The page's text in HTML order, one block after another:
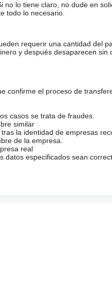
lo tiene claro, no dude en
todo lo necesario.
requerir una cantidad del
y después desaparecen sin
confirme el proceso de
casos se trata de fraudes.
similar
la identidad de empresas
de la empresa.
real
especificados sean